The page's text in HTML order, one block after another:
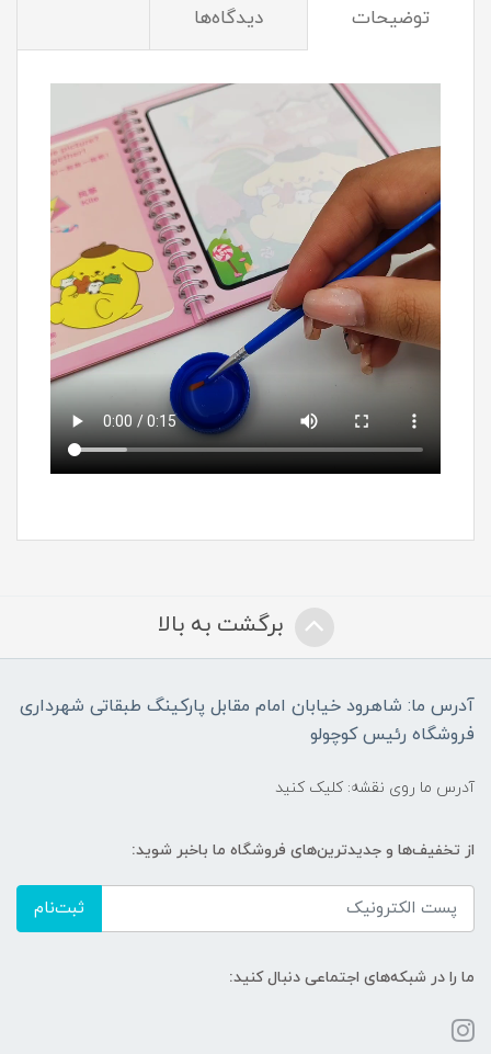
توضیحات دیدگاه‌ها
برگشت به بالا
آدرس ما: شاهرود خیابان امام مقابل پارکینگ طبقاتی شهرداری
فروشگاه رئیس کوچولو
آدرس ما روی نقشه: کلیک کنید
از تخفیف‌ها و جدیدترین‌های فروشگاه ما باخبر شوید:
ثبت‌نام
ما را در شبکه‌های اجتماعی دنبال کنید: